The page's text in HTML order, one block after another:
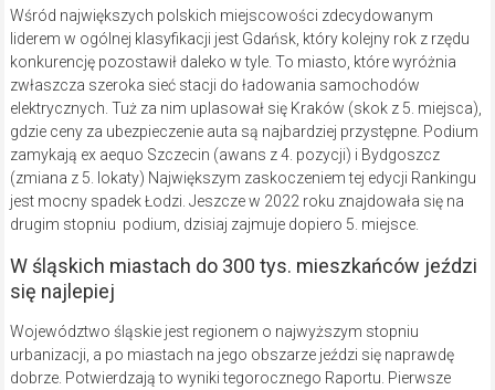
Wśród największych polskich miejscowości zdecydowanym
liderem w ogólnej klasyfikacji jest Gdańsk, który kolejny rok z rzędu
konkurencję pozostawił daleko w tyle. To miasto, które wyróżnia
zwłaszcza szeroka sieć stacji do ładowania samochodów
elektrycznych. Tuż za nim uplasował się Kraków (skok z 5. miejsca),
gdzie ceny za ubezpieczenie auta są najbardziej przystępne. Podium
zamykają ex aequo Szczecin (awans z 4. pozycji) i Bydgoszcz
(zmiana z 5. lokaty) Największym zaskoczeniem tej edycji Rankingu
jest mocny spadek Łodzi. Jeszcze w 2022 roku znajdowała się na
drugim stopniu podium, dzisiaj zajmuje dopiero 5. miejsce.
W śląskich miastach do 300 tys. mieszkańców jeździ
się najlepiej
Województwo śląskie jest regionem o najwyższym stopniu
urbanizacji, a po miastach na jego obszarze jeździ się naprawdę
dobrze. Potwierdzają to wyniki tegorocznego Raportu. Pierwsze